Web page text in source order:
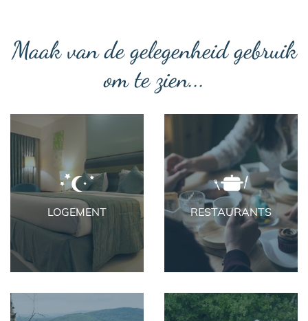
Maak van de gelegenheid gebruik
om te zien...
LOGEMENT RESTAURANTS